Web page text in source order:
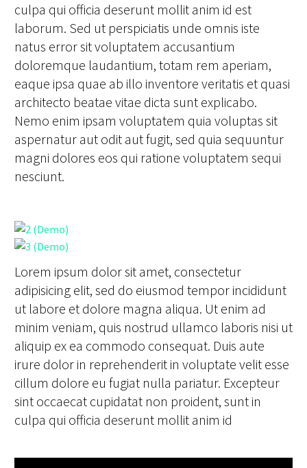
culpa qui officia deserunt mollit anim id est
laborum. Sed ut perspiciatis unde omnis iste
natus error sit voluptatem accusantium
doloremque laudantium, totam rem aperiam,
eaque ipsa quae ab illo inventore veritatis et quasi
architecto beatae vitae dicta sunt explicabo.
Nemo enim ipsam voluptatem quia voluptas sit
aspernatur aut odit aut fugit, sed quia sequuntur
magni dolores eos qui ratione voluptatem sequi
nesciunt.
Lorem ipsum dolor sit amet, consectetur
adipisicing elit, sed do eiusmod tempor incididunt
ut labore et dolore magna aliqua. Ut enim ad
minim veniam, quis nostrud ullamco laboris nisi ut
aliquip ex ea commodo consequat. Duis aute
irure dolor in reprehenderit in voluptate velit esse
cillum dolore eu fugiat nulla pariatur. Excepteur
sint occaecat cupidatat non proident, sunt in
culpa qui officia deserunt mollit anim id